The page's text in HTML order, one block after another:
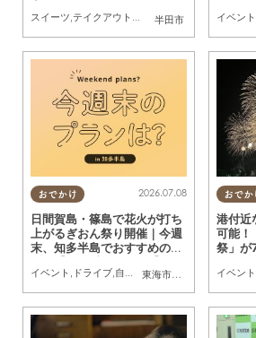
半田市
スイーツ,テイクアウト ,専門店,まちネタ 行ってみ
イベント
おでかけ
東海市
,東浦町 常滑市,南
2026.07.08
日間賀島・篠島で花火が打ち
上がるぎおん祭り開催｜今週
末、知多半島でおすすめのプ
ラン【7/11(土)・12(日)】
イベント , ドライブ,自然 まちネタ 季節ネタ,親子,
おでか
港付近
可能！
祭」が
イベント